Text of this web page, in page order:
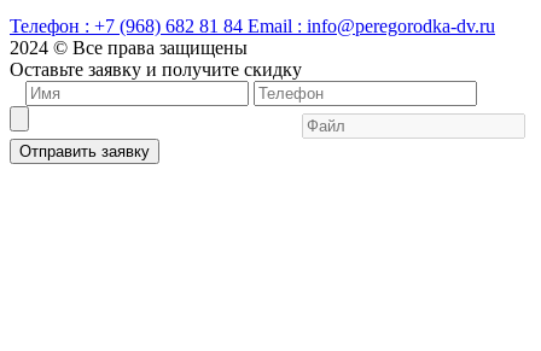
Телефон : +7 (968) 682 81 84 Email : info@peregorodka-dv.ru
2024 © Все права защищены
Оставьте заявку и получите скидку
Отправить заявку